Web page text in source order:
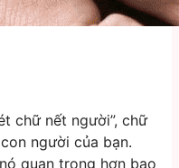
chữ nết người”, chữ
người của bạn.
quan trọng hơn bao